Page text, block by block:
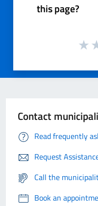
this page?
Contact
Read frequently
Request
Call the
Book an